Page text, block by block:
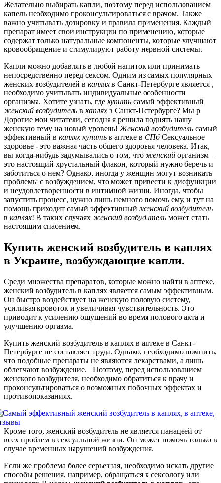
Желательно выбирать капли, поэтому перед использованием
капель необходимо проконсультироваться с врачом. Также
важно учитывать дозировку и правила применения. Каждый
препарат имеет свои инструкции по применению, которые
содержат только натуральные компоненты, которые улучшают
кровообращение и стимулируют работу нервной системы.
Капли можно добавлять в любой напиток или принимать
непосредственно перед сексом. Одним из самых популярных
женских возбудителей в каплях в Санкт-Петербурге является ,
необходимо учитывать индивидуальные особенности
организма. Хотите узнать, где купить самый эффективный
женский возбудитель в каплях в Санкт-Петербурге? Мы р
Дорогие мои читатели, сегодня я решила поднять нашу
женскую тему на новый уровень! Женский возбудитель самый
эффективный в каплях купить в аптеке в СПбСексуальное
здоровье - это важная часть общего здоровья человека. Итак,
вы когда-нибудь задумывались о том, что женский организм –
это настоящий хрустальный флакон, который нужно беречь и
заботиться о нем? Однако, иногда у женщин могут возникать
проблемы с возбуждением, что может привести к дисфункции
и неудовлетворенности в интимной жизни. Иногда, чтобы
запустить процесс, нужно лишь немного помочь ему, и тут на
помощь приходит самый эффективный женский возбудитель
в каплях! В таких случаях женский возбудитель может стать
настоящим спасением.
Купить женский возбудитель в каплях
в Украине, возбуждающие капли.
Среди множества препаратов, которые можно найти в аптеке,
женский возбудитель в каплях является самым эффективным.
Он быстро воздействует на женскую половую систему,
усиливая кровоток и увеличивая чувствительность. Это
приводит к усилению ощущений во время полового акта и
улучшению оргазма.
Купить женский возбудитель в каплях в аптеке в Санкт-
Петербурге не составляет труда. Однако, необходимо помнить,
что подобные препараты не являются лекарствами, а лишь
облегчают возбуждение. Поэтому, перед использованием
женского возбудителя, необходимо обратиться к врачу и
проконсультироваться о возможных побочных эффектах и
противопоказаниях.
Кроме того, женский возбудитель не является панацеей от
всех проблем в сексуальной жизни. Он может помочь только в
случае временных нарушений возбуждения.
Если же проблема более серьезная, необходимо искать другие
способы решения, например, обращаться к сексологу или